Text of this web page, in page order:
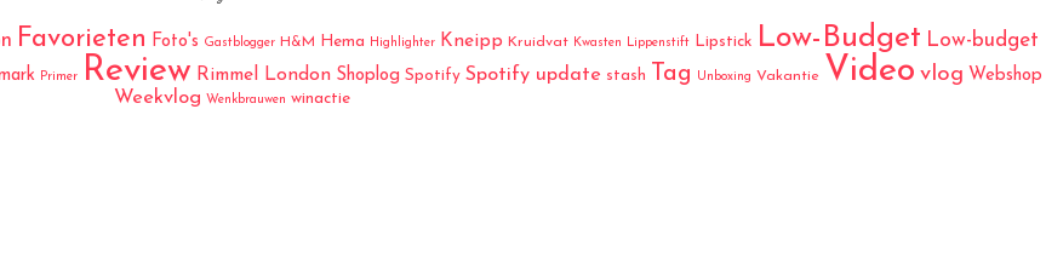
Favorieten Foto's Gastblogger H&M Hema Highlighter Kneipp Kruidvat Kwasten Lippenstift Lipstick Low-Budget Low-budget
Primer Review Rimmel London Shoplog Spotify Spotify update stash Tag Unboxing Vakantie Video vlog Webshop
Weekvlog Wenkbrauwen winactie